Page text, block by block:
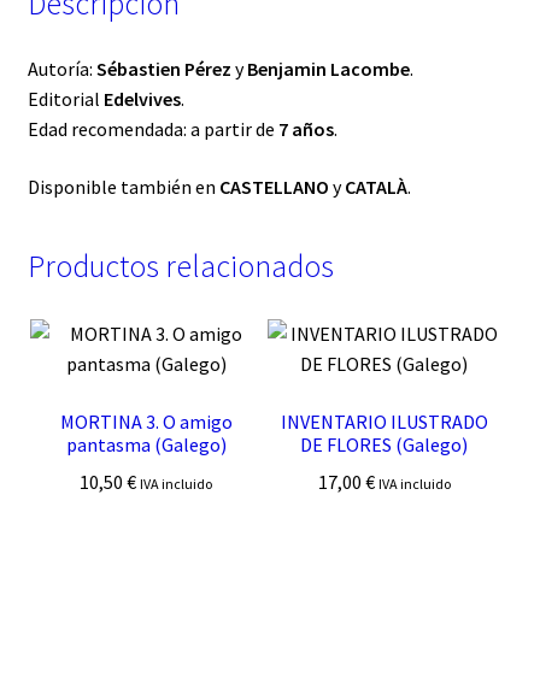
Autoría: Sébastien Pérez yBenjamin Lacombe.
Editorial Edelvives.
Edad recomendada: a partir de 7 años.
Disponible también en CASTELLANO yCATALÀ.
Productos relacionados
MORTINA 3. O amigo
pantasma (Galego)
10,50€ IVA incluido
INVENTARIO ILUSTRADO
DE FLORES (Galego)
17,00 € IVA incluido